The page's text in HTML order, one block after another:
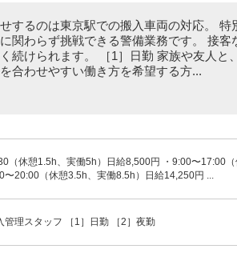
するのは東京駅での搬入車両の対応。 特
関わらず挑戦できる警備業務です。 接客
続けられます。 ［1］日勤 家族や友人と
合わせやすい働き方を希望する方...
（休憩1.5h、実働5h）日給8,500円 ・9:00〜17:00
〜20:00（休憩3.5h、実働8.5h）日給14,250円 ...
管理スタッフ ［1］日勤 ［2］夜勤